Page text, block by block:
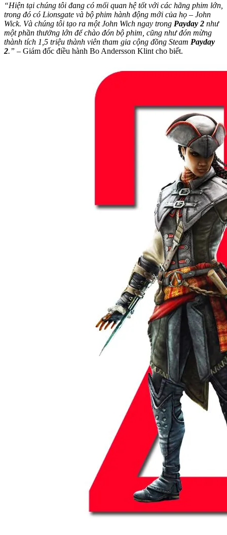
“Hiện tại chúng tôi đang có mối quan hệ tốt với các hãng phim lớn,
trong đó có Lionsgate và bộ phim hành động mới của họ – John
Wick. Và chúng tôi tạo ra một John Wich ngay trong Payday 2 như
một phần thưởng lớn để chào đón bộ phim, cũng như đón mừng
thành tích 1,5 triệu thành viên tham gia cộng đồng Steam Payday
2.” – Giám đốc điều hành Bo Andersson Klint cho biết.